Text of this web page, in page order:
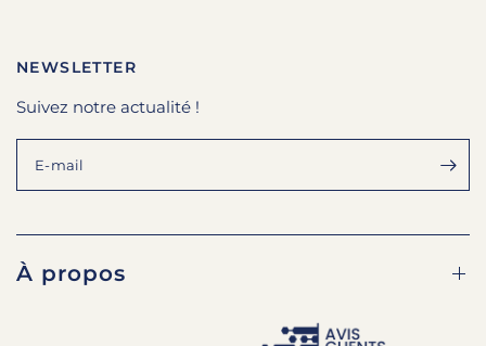
NEWSLETTER
Suivez notre actualité !
E-mail
À propos